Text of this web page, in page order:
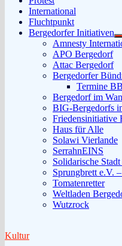
International
Fluchtpunkt
Bergedorfer Initiativen
Amnesty
APO Bergedorf
Attac Bergedorf
Bergedorfer
Termine
Bergedorf im
BIG-Bergedorfs
Friedensinitiative
Haus für Alle
Solawi Vierlande
SerrahnEINS
Solidarische
Sprungbrett e.V.
Tomatenretter
Weltladen
Wutzrock
Kultur